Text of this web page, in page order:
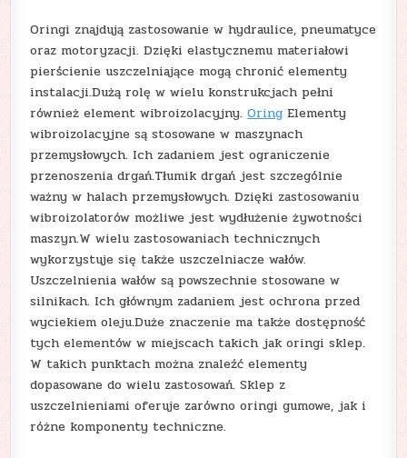
Oringi znajdują zastosowanie w hydraulice, pneumatyce
oraz motoryzacji. Dzięki elastycznemu materiałowi
pierścienie uszczelniające mogą chronić elementy
instalacji.Dużą rolę w wielu konstrukcjach pełni
również element wibroizolacyjny.Oring Elementy
wibroizolacyjne są stosowane w maszynach
przemysłowych. Ich zadaniem jest ograniczenie
przenoszenia drgań.Tłumik drgań jest szczególnie
ważny w halach przemysłowych. Dzięki zastosowaniu
wibroizolatorów możliwe jest wydłużenie żywotności
maszyn.W wielu zastosowaniach technicznych
wykorzystuje się także uszczelniacze wałów.
Uszczelnienia wałów są powszechnie stosowane w
silnikach. Ich głównym zadaniem jest ochrona przed
wyciekiem oleju.Duże znaczenie ma także dostępność
tych elementów w miejscach takich jak oringi sklep.
W takich punktach można znaleźć elementy
dopasowane do wielu zastosowań. Sklep z
uszczelnieniami oferuje zarówno oringi gumowe, jak i
różne komponenty techniczne.